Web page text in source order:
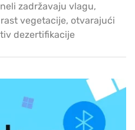
zadržavaju vlagu,
vegetacije, otvarajući
dezertifikacije